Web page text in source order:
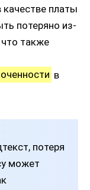
платы
потеряно из-
что также
в
потеря
может